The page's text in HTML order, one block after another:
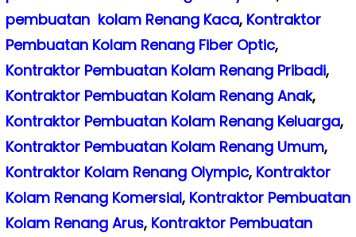
pembuatan kolam Renang Kaca, Kontraktor
Pembuatan Kolam Renang Fiber Optic,
Kontraktor Pembuatan Kolam Renang Pribadi,
Kontraktor Pembuatan Kolam Renang Anak,
Kontraktor Pembuatan Kolam Renang Keluarga,
Kontraktor Pembuatan Kolam Renang Umum,
Kontraktor Kolam Renang Olympic, Kontraktor
Kolam Renang Komersial, Kontraktor Pembuatan
Kolam Renang Arus, Kontraktor Pembuatan